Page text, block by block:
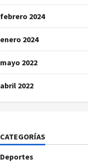
febrero 2024
enero 2024
mayo 2022
abril 2022
CATEGORÍAS
Deportes